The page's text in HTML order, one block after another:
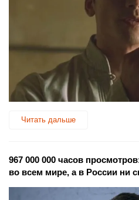
Читать дальше
967 000 000 часов
во всем мире, а в России ни